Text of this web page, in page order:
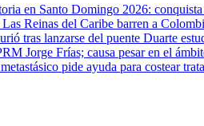
en Santo Domingo 2026:
Las Reinas del Caribe barren a
tras lanzarse del puente Duarte
Jorge Frías; causa pesar en el
pide ayuda para costear